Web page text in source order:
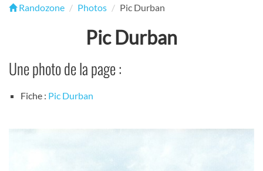
Randozone Photos Pic Durban
Pic Durban
Une photo de la page :
Fiche : Pic Durban